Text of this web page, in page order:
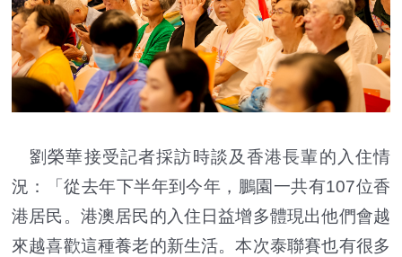
劉榮華接受記者採訪時談及香港長輩的入住情
況：「從去年下半年到今年，鵬園一共有107位香
港居民。港澳居民的入住日益增多體現出他們會越
來越喜歡這種養老的新生活。本次泰聯賽也有很多